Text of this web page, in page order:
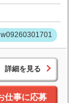
w09260301701
詳細を見る
仕事に応募